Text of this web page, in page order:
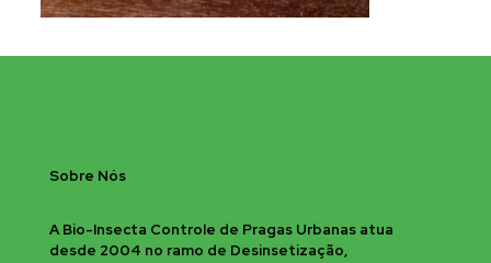
Sobre Nós
A Bio-Insecta Controle de Pragas Urbanas atua
desde 2004 no ramo de Desinsetização,